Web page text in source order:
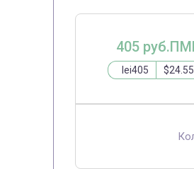
405
lei405 $24.55